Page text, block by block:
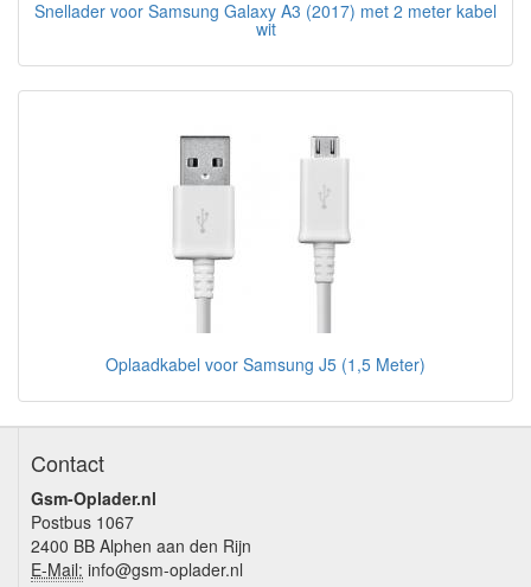
Snellader voor Samsung Galaxy A3 (2017) met 2 meter kabel
wit
Oplaadkabel voor Samsung J5 (1,5 Meter)
Contact
Gsm-Oplader.nl
Postbus 1067
2400 BB Alphen aan den Rijn
E-Mail: info@gsm-oplader.nl